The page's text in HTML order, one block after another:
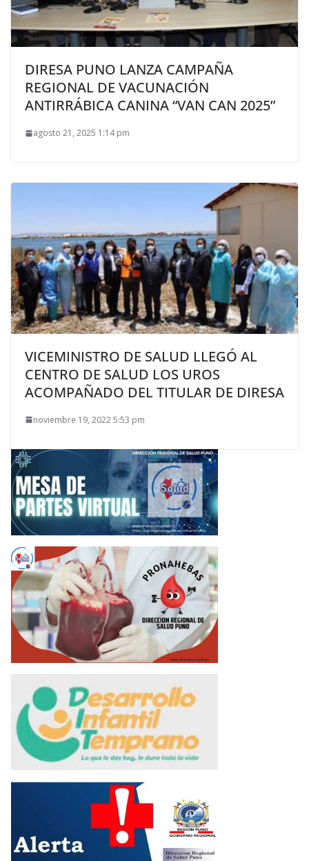
DIRESA PUNO LANZA CAMPAÑA
REGIONAL DE VACUNACIÓN
ANTIRRÁBICA CANINA “VAN CAN 2025”
agosto 21, 2025 1:14 pm
VICEMINISTRO DE SALUD LLEGÓ AL
CENTRO DE SALUD LOS UROS
ACOMPAÑADO DEL TITULAR DE DIRESA
noviembre 19, 2022 5:53 pm